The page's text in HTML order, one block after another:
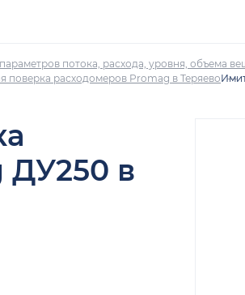
потока, расхода, уровня, объема
поверка расходомеров Promag в Теряево
ДУ250 в